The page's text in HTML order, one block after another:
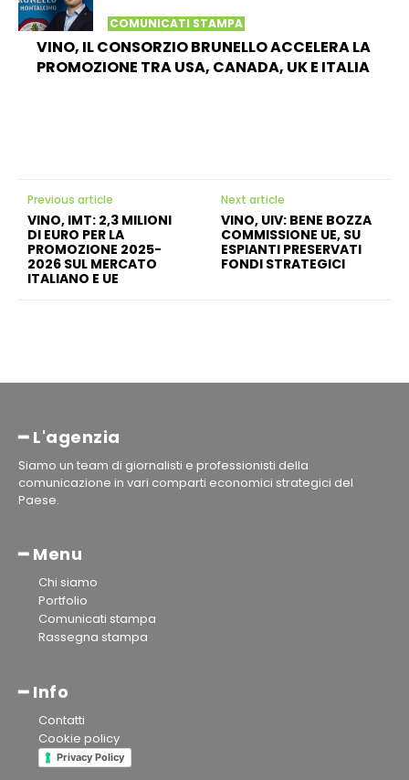
COMUNICATI STAMPA
VINO, IL CONSORZIO BRUNELLO ACCELERA LA
PROMOZIONE TRA USA, CANADA, UK E ITALIA
Previous article
VINO, IMT: 2,3 MILIONI
DI EURO PER LA
PROMOZIONE 2025-
2026 SUL MERCATO
ITALIANO E UE
Next article
VINO, UIV: BENE BOZZA
COMMISSIONE UE, SU
ESPIANTI PRESERVATI
FONDI STRATEGICI
━ L'agenzia
Siamo un team di giornalisti e professionisti della
comunicazione in vari comparti economici strategici del
Paese.
━ Menu
Chi siamo
Portfolio
Comunicati stampa
Rassegna stampa
━ Info
Contatti
Cookie policy
Privacy Policy